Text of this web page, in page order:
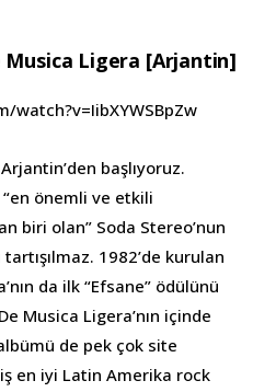
Musica Ligera [Arjantin]
başlıyoruz.
“en önemli ve etkili
biri olan” Soda Stereo’nun
1982’de kurulan
da ilk “Efsane” ödülünü
Musica Ligera’nın içinde
de pek çok site
en iyi Latin Amerika rock